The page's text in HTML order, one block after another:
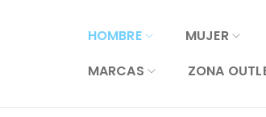
HOMBRE MUJER
MARCAS
ZONA